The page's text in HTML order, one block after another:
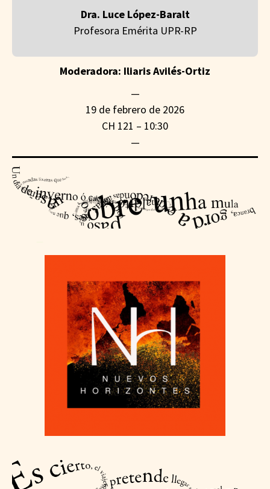
Dra. Luce López-Baralt
Profesora Emérita UPR-RP
Moderadora: Iliaris Avilés-Ortiz
—
19 de febrero de 2026
CH 121 – 10:30
—